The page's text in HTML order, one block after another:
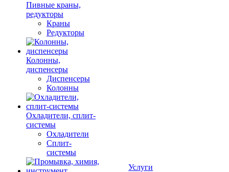
Пивные краны,
редукторы
Краны
Редукторы
Колонны,
диспенсеры
Диспенсеры
Колонны
Охладители, сплит-
системы
Охладители
Сплит-
системы
Услуги